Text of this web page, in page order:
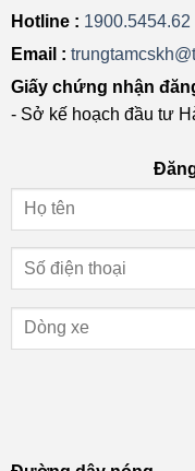
Hotline : 1900.5454.62
Email :
Giấy chứng nhận
- Sở kế hoạch đầu tư